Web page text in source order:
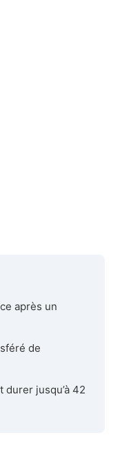
après un
de
jusqu’à 42